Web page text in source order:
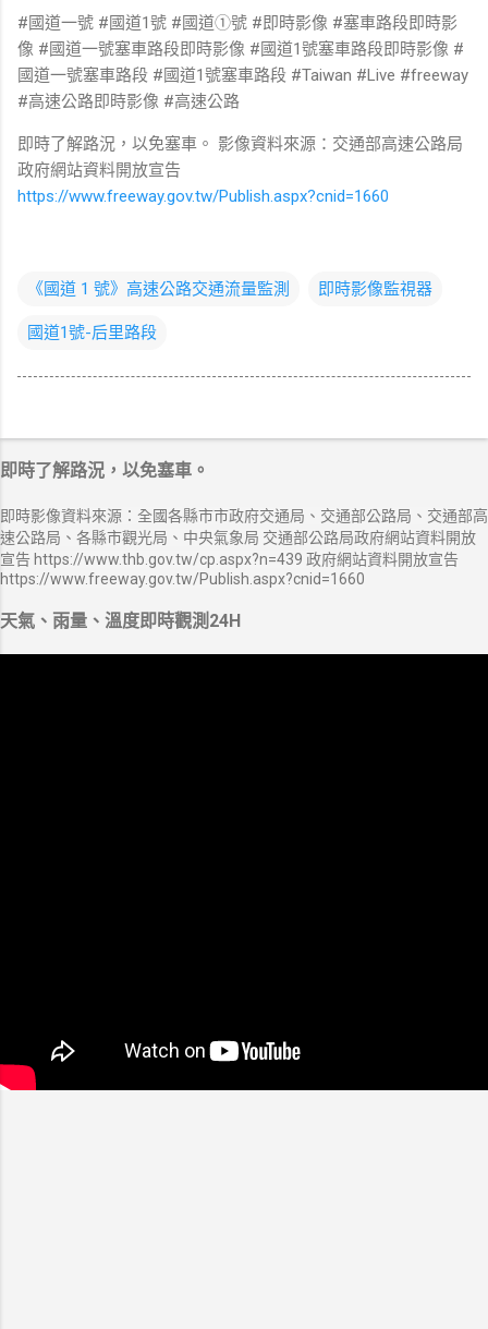
#國道一號 #國道1號 #國道①號 #即時影像 #塞車路段即時影
像 #國道一號塞車路段即時影像 #國道1號塞車路段即時影像 #
國道一號塞車路段 #國道1號塞車路段 #Taiwan #Live #freeway
#高速公路即時影像 #高速公路
即時了解路況，以免塞車。 影像資料來源：交通部高速公路局
政府網站資料開放宣告
https://www.freeway.gov.tw/Publish.aspx?cnid=1660
《國道 1 號》高速公路交通流量監測 即時影像監視器
國道1號-后里路段
即時了解路況，以免塞車。
即時影像資料來源：全國各縣市市政府交通局、交通部公路局、交通部高
速公路局、各縣市觀光局、中央氣象局 交通部公路局政府網站資料開放
宣告 https://www.thb.gov.tw/cp.aspx?n=439 政府網站資料開放宣告
https://www.freeway.gov.tw/Publish.aspx?cnid=1660
天氣、雨量、溫度即時觀測24H